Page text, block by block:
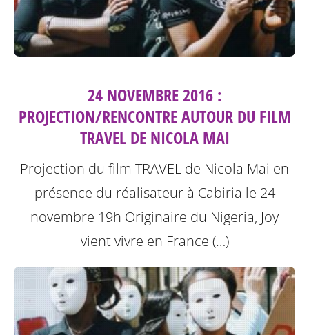
24 NOVEMBRE 2016 :
PROJECTION/RENCONTRE AUTOUR DU FILM
TRAVEL DE NICOLA MAI
Projection du film TRAVEL de Nicola Mai en
présence du réalisateur à Cabiria le 24
novembre 19h Originaire du Nigeria, Joy
vient vivre en France (…)